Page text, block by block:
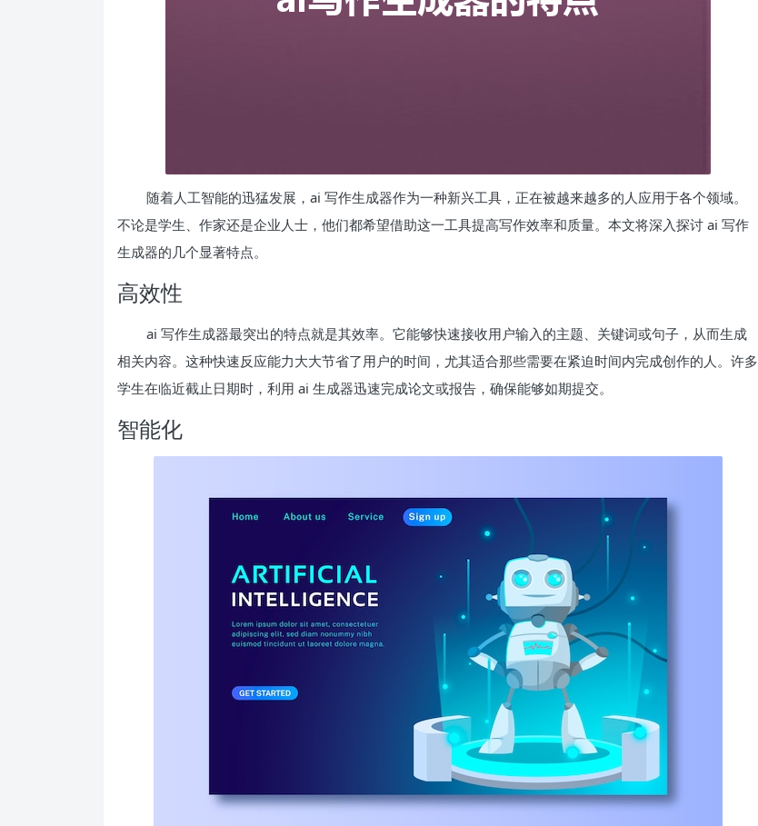
随着人工智能的迅猛发展，ai 写作生成器作为一种新兴工具，正在被越来越多的人应用于各个领域。
不论是学生、作家还是企业人士，他们都希望借助这一工具提高写作效率和质量。本文将深入探讨 ai 写作
生成器的几个显著特点。
高效性
ai 写作生成器最突出的特点就是其效率。它能够快速接收用户输入的主题、关键词或句子，从而生成
相关内容。这种快速反应能力大大节省了用户的时间，尤其适合那些需要在紧迫时间内完成创作的人。许多
学生在临近截止日期时，利用 ai 生成器迅速完成论文或报告，确保能够如期提交。
智能化